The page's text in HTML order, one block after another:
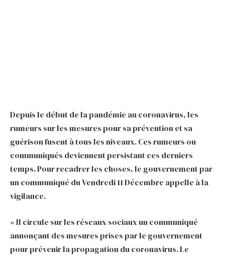
Depuis le début de la pandémie au coronavirus, les
rumeurs sur les mesures pour sa prévention et sa
guérison fusent à tous les niveaux. Ces rumeurs ou
communiqués deviennent persistant ces derniers
temps. Pour recadrer les choses, le gouvernement par
un communiqué du Vendredi 11 Décembre appelle à la
vigilance.
« Il circule sur les réseaux sociaux un communiqué
annonçant des mesures prises par le gouvernement
pour prévenir la propagation du coronavirus. Le